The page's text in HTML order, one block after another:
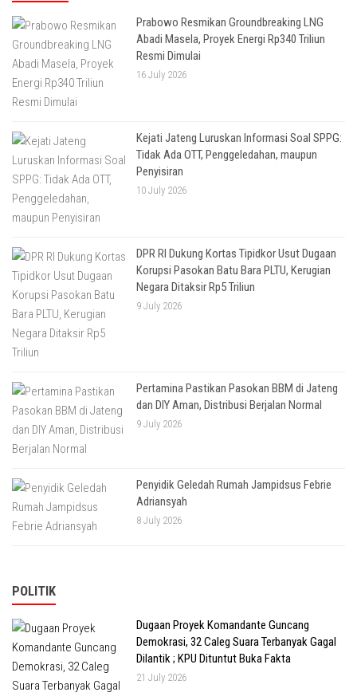
Prabowo Resmikan Groundbreaking LNG
Abadi Masela, Proyek Energi Rp340 Triliun
Resmi Dimulai
16 July 2026
Kejati Jateng Luruskan Informasi Soal SPPG:
Tidak Ada OTT, Penggeledahan, maupun
Penyisiran
10 July 2026
DPR RI Dukung Kortas Tipidkor Usut Dugaan
Korupsi Pasokan Batu Bara PLTU, Kerugian
Negara Ditaksir Rp5 Triliun
9 July 2026
Pertamina Pastikan Pasokan BBM di Jateng
dan DIY Aman, Distribusi Berjalan Normal
9 July 2026
Penyidik Geledah Rumah Jampidsus Febrie
Adriansyah
8 July 2026
POLITIK
Dugaan Proyek Komandante Guncang
Demokrasi, 32 Caleg Suara Terbanyak Gagal
Dilantik ; KPU Dituntut Buka Fakta
21 July 2026